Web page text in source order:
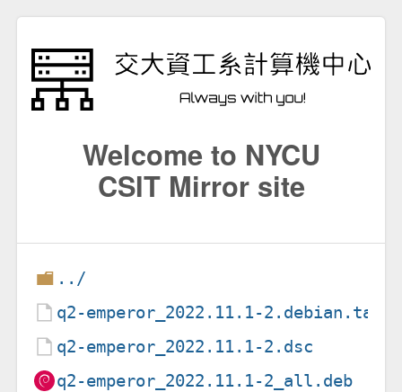
Welcome to NYCU
CSIT Mirror site
../
q2-emperor_2022.11.1-
q2-emperor_2022.11.1-2.dsc
q2-emperor_2022.11.1-2_all.deb